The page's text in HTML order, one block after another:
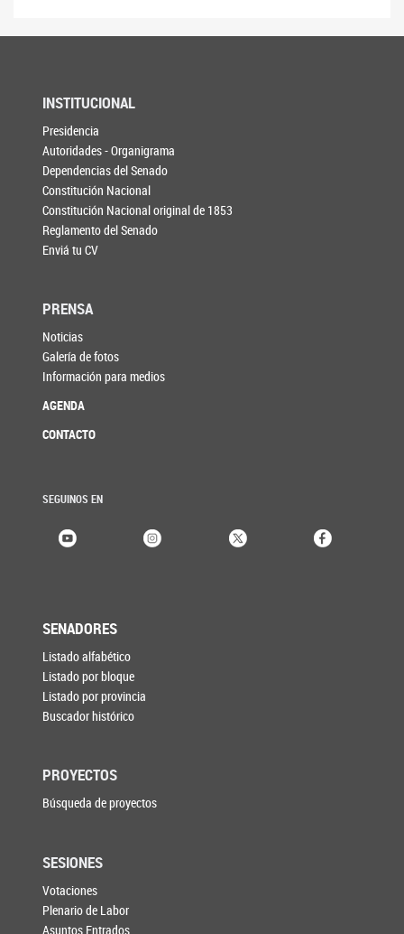
INSTITUCIONAL
Presidencia
Autoridades - Organigrama
Dependencias del Senado
Constitución Nacional
Constitución Nacional original de 1853
Reglamento del Senado
Enviá tu CV
PRENSA
Noticias
Galería de fotos
Información para medios
AGENDA
CONTACTO
SEGUINOS EN
SENADORES
Listado alfabético
Listado por bloque
Listado por provincia
Buscador histórico
PROYECTOS
Búsqueda de proyectos
SESIONES
Votaciones
Plenario de Labor
Asuntos Entrados